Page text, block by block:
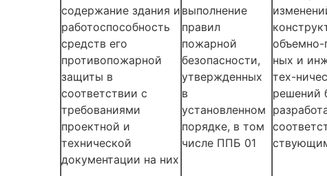
содержание здания и
работоспособность
средств его
противопожарной
защиты в
соответствии с
требованиями
проектной и
технической
документации на них
выполнение
правил
пожарной
безопасности,
утвержденных
в
установленном
порядке, в том
числе ППБ 01
объемно-
ных и
тех-
решений